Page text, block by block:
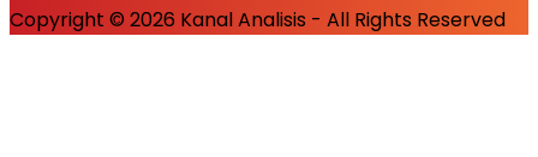
Copyright © 2026 Kanal Analisis - All Rights Reserved